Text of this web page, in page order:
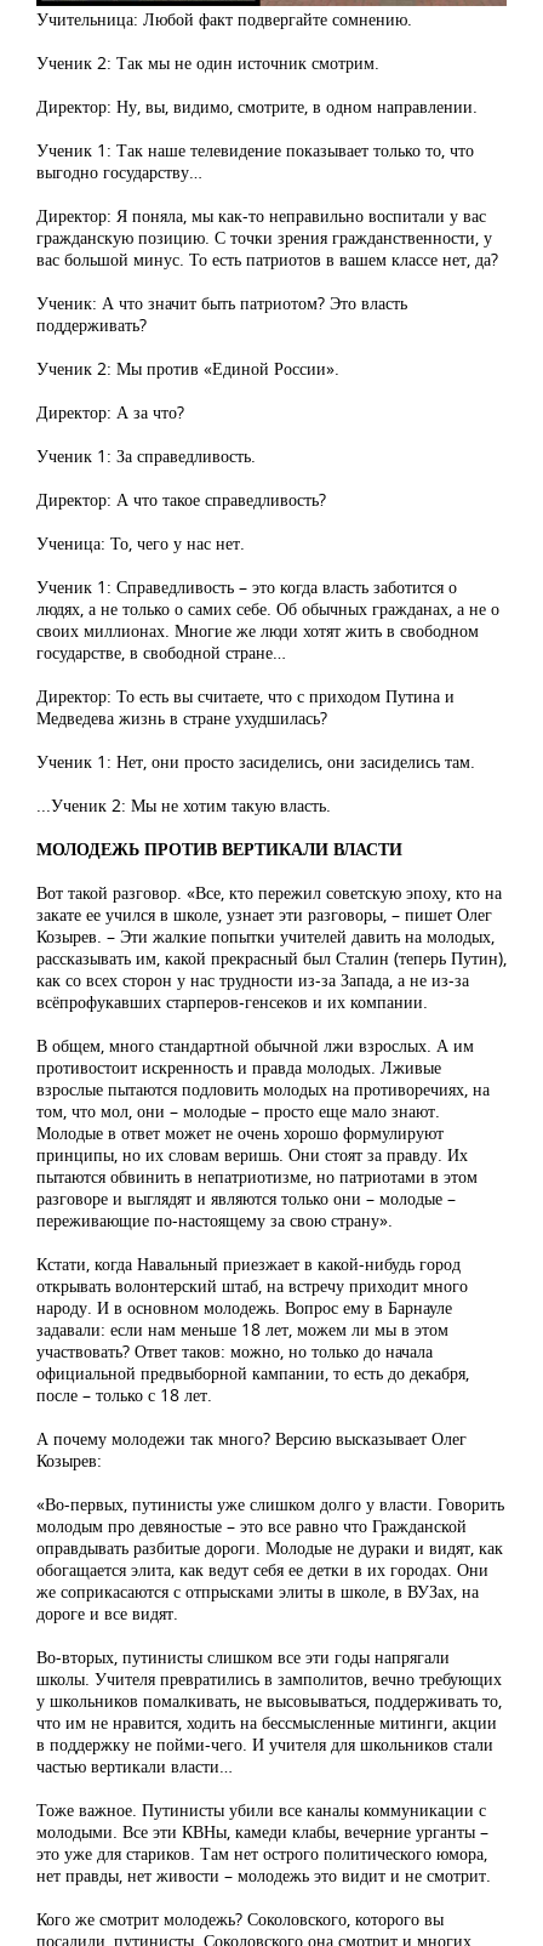
Учительница: Любой факт подвергайте сомнению.
Ученик 2: Так мы не один источник смотрим.
Директор: Ну, вы, видимо, смотрите, в одном направлении.
Ученик 1: Так наше телевидение показывает только то, что
выгодно государству…
Директор: Я поняла, мы как-то неправильно воспитали у вас
гражданскую позицию. С точки зрения гражданственности, у
вас большой минус. То есть патриотов в вашем классе нет, да?
Ученик: А что значит быть патриотом? Это власть
поддерживать?
Ученик 2: Мы против «Единой России».
Директор: А за что?
Ученик 1: За справедливость.
Директор: А что такое справедливость?
Ученица: То, чего у нас нет.
Ученик 1: Справедливость – это когда власть заботится о
людях, а не только о самих себе. Об обычных гражданах, а не о
своих миллионах. Многие же люди хотят жить в свободном
государстве, в свободной стране…
Директор: То есть вы считаете, что с приходом Путина и
Медведева жизнь в стране ухудшилась?
Ученик 1: Нет, они просто засиделись, они засиделись там.
...Ученик 2: Мы не хотим такую власть.
МОЛОДЕЖЬ ПРОТИВ ВЕРТИКАЛИ ВЛАСТИ
Вот такой разговор. «Все, кто пережил советскую эпоху, кто на
закате ее учился в школе, узнает эти разговоры, – пишет Олег
Козырев. – Эти жалкие попытки учителей давить на молодых,
рассказывать им, какой прекрасный был Сталин (теперь Путин),
как со всех сторон у нас трудности из-за Запада, а не из-за
всёпрофукавших старперов-генсеков и их компании.
В общем, много стандартной обычной лжи взрослых. А им
противостоит искренность и правда молодых. Лживые
взрослые пытаются подловить молодых на противоречиях, на
том, что мол, они – молодые – просто еще мало знают.
Молодые в ответ может не очень хорошо формулируют
принципы, но их словам веришь. Они стоят за правду. Их
пытаются обвинить в непатриотизме, но патриотами в этом
разговоре и выглядят и являются только они – молодые –
переживающие по-настоящему за свою страну».
Кстати, когда Навальный приезжает в какой-нибудь город
открывать волонтерский штаб, на встречу приходит много
народу. И в основном молодежь. Вопрос ему в Барнауле
задавали: если нам меньше 18 лет, можем ли мы в этом
участвовать? Ответ таков: можно, но только до начала
официальной предвыборной кампании, то есть до декабря,
после – только с 18 лет.
А почему молодежи так много? Версию высказывает Олег
Козырев:
«Во-первых, путинисты уже слишком долго у власти. Говорить
молодым про девяностые – это все равно что Гражданской
оправдывать разбитые дороги. Молодые не дураки и видят, как
обогащается элита, как ведут себя ее детки в их городах. Они
же соприкасаются с отпрысками элиты в школе, в ВУЗах, на
дороге и все видят.
Во-вторых, путинисты слишком все эти годы напрягали
школы. Учителя превратились в замполитов, вечно требующих
у школьников помалкивать, не высовываться, поддерживать то,
что им не нравится, ходить на бессмысленные митинги, акции
в поддержку не пойми-чего. И учителя для школьников стали
частью вертикали власти…
Тоже важное. Путинисты убили все каналы коммуникации с
молодыми. Все эти КВНы, камеди клабы, вечерние урганты –
это уже для стариков. Там нет острого политического юмора,
нет правды, нет живости – молодежь это видит и не смотрит.
Кого же смотрит молодежь? Соколовского, которого вы
посадили, путинисты. Соколовского она смотрит и многих